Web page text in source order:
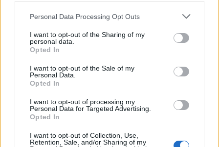
Personal Data Processing Opt Outs
I want to opt-out of the Sharing of my
personal data.
Opted In
I want to opt-out of the Sale of my
Personal Data.
Opted In
I want to opt-out of processing my
Personal Data for Targeted Advertising.
Opted In
I want to opt-out of Collection, Use,
Retention, Sale, and/or Sharing of my
Fedez, che imbarazzo: il paladino del
ddl Zan deride una scomparsa
diMatteo Milanesi
25 Gennaio 2023, 18:45